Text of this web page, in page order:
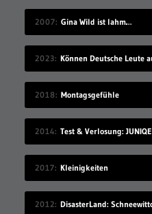
2007 Gina Wild ist lahm…
2023
2018 Montagsgefühle
2014 Test & Verlosung: JUNIQE
2017 Kleinigkeiten
2012